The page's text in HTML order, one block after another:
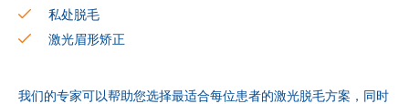
私处脱毛
激光眉形矫正
我们的专家可以帮助您选择最适合每位患者的激光脱毛方案，同时